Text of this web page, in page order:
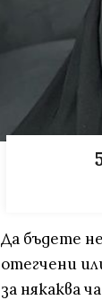
Да бъдете
отегчени
за някаква